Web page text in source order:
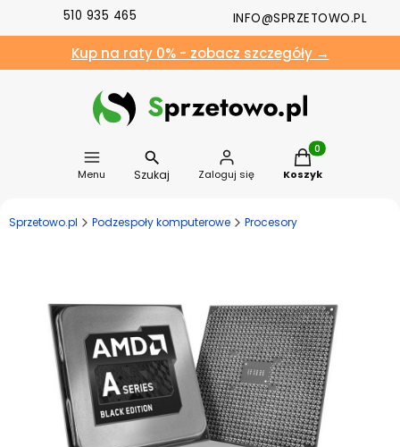
510 935 465 INFO@SPRZETOWO.PL
Kup na raty 0% - zobacz szczegóły →
Menu Szukaj Zaloguj się
Produkty w
Koszyk
Sprzetowo.pl Podzespoły komputerowe Procesory